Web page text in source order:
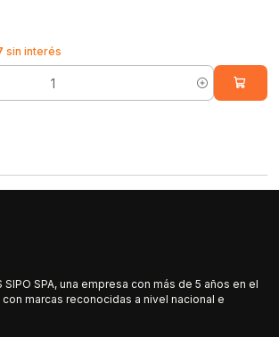
sin interés
SIPO SPA, una empresa con más de 5 años en el
marcas reconocidas a nivel nacional e